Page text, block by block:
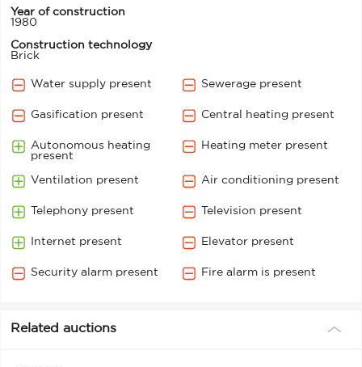
Year of construction
1980
Construction technology
Brick
Water supply present Sewerage present
Gasification present Central heating present
Autonomous heating
present
Heating meter present
Ventilation present Air conditioning present
Telephony present Television present
Internet present Elevator present
Security alarm present Fire alarm is present
Related auctions